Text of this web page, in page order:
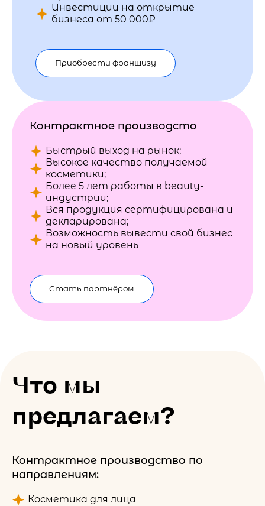
Инвестиции на открытие
бизнеса от 50 000₽
Приобрести франшизу
Контрактное производсто
Быстрый выход на рынок;
Высокое качество получаемой
косметики;
Более 5 лет работы в beauty-
индустрии;
Вся продукция сертифицирована и
декларирована;
Возможность вывести свой бизнес
на новый уровень
Стать партнёром
Что мы
предлагаем?
Контрактное производство по
направлениям:
Косметика для лица